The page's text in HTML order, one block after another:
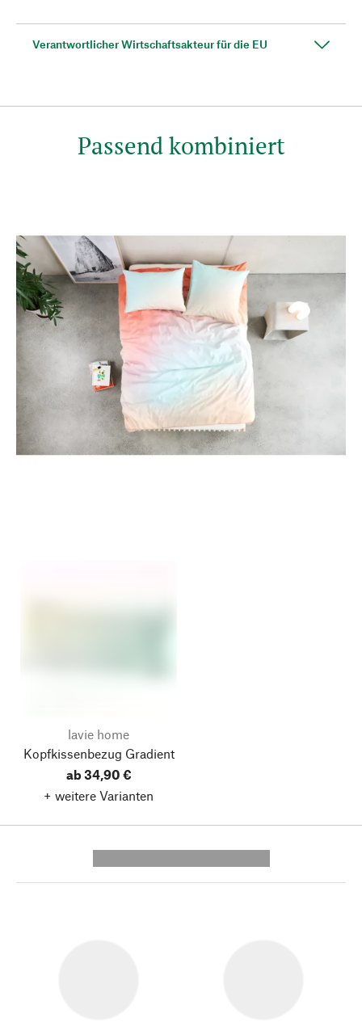
Verantwortlicher Wirtschaftsakteur für die EU
Passend kombiniert
lavie home
Kopfkissenbezug Gradient
ab 34,90 €
+ weitere Varianten